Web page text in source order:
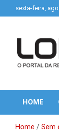
to
sexta-feira,
HOME
Home Sem